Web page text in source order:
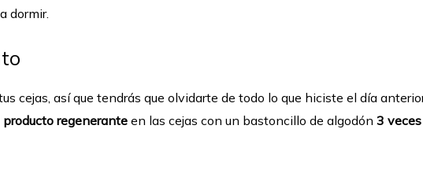
dormir.
cejas, así que tendrás que olvidarte de todo lo que hiciste el día
producto regenerante en las cejas con un bastoncillo de algodón 3